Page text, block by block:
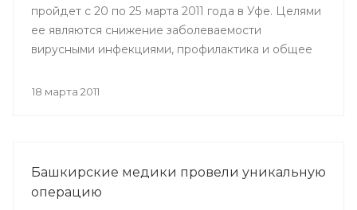
пройдет с 20 по 25 марта 2011 года в Уфе. Целями
ее являются снижение заболеваемости
вирусными инфекциями, профилактика и общее
18 марта 2011
Башкирские медики провели уникальную
операцию